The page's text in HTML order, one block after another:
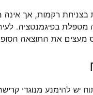
רקמות, אך אינה
בפיגמנטציה.
מעצים את התוצאה
יש להימנע מנוגדי